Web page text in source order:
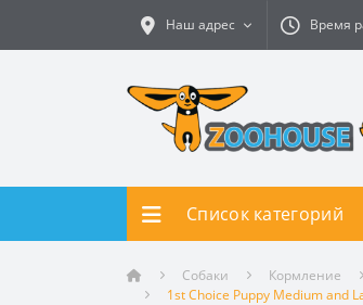
Наш адрес Время
Список категорий
Собаки Кормление
1st Choice Puppy Medium